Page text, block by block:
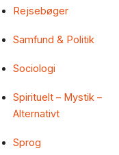
Rejsebøger
Samfund & Politik
Sociologi
Spirituelt – Mystik –
Alternativt
Sprog